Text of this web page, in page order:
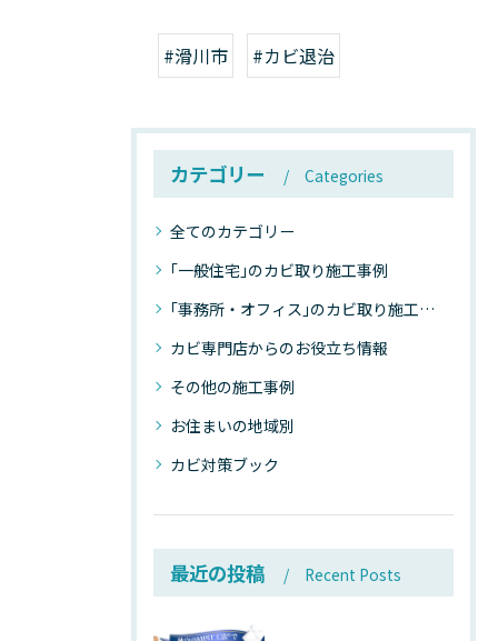
#滑川市 #カビ退治
カテゴリー Categories
全てのカテゴリー
｢一般住宅｣のカビ取り施工事例
｢事務所・オフィス｣のカビ取り施工事例
カビ専門店からのお役立ち情報
その他の施工事例
お住まいの地域別
カビ対策ブック
最近の投稿 Recent Posts